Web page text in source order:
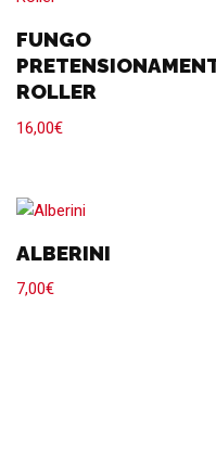
FUNGO
ROLLER
16,00€
ALBERINI
7,00€